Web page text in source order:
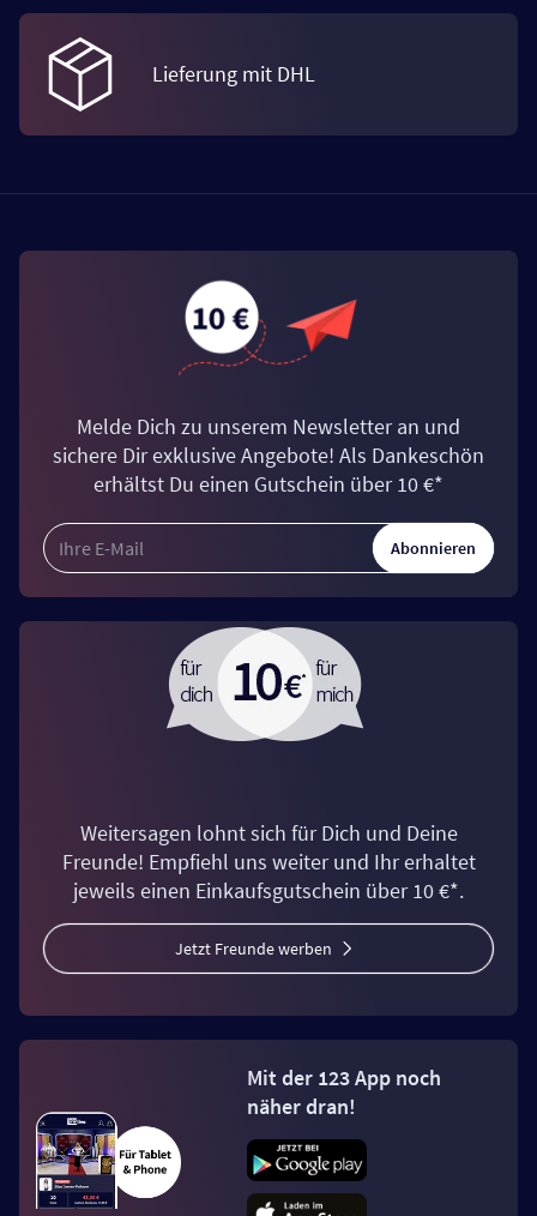
Lieferung mit DHL
Melde Dich zu unserem Newsletter an und
sichere Dir exklusive Angebote! Als Dankeschön
erhältst Du einen Gutschein über 10 €*
Abonnieren
Weitersagen lohnt sich für Dich und Deine
Freunde! Empfiehl uns weiter und Ihr erhaltet
jeweils einen Einkaufsgutschein über 10 €*.
Jetzt Freunde werben
Mit der 123 App noch
näher dran!